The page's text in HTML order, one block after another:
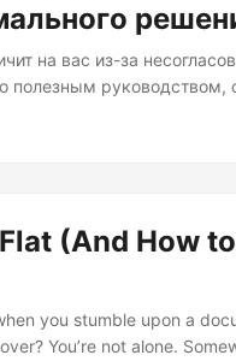
на вас из-за
полезным руководством,
И, честно говоря, у вас
(And How
you stumble upon a
You’re not alone.